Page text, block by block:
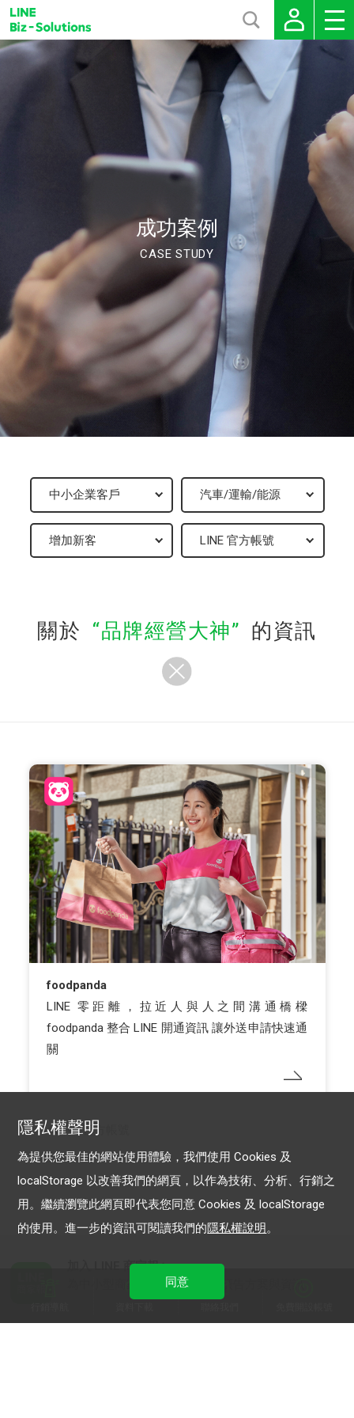
成功案例
CASE STUDY
關於 品牌經營大神 的資訊
foodpanda
LINE 零距離，拉近人與人之間溝通橋樑
foodpanda 整合 LINE 開通資訊 讓外送申請快速通
關
LINE 官方帳號
加入 LINE 商家報
為中小型商家提供LINE最新的廣告方案與資訊
隱私權聲明
為提供您最佳的網站使用體驗，我們使用 Cookies 及
localStorage 以改善我們的網頁，以作為技術、分析、行銷之
用。繼續瀏覽此網頁即代表您同意 Cookies 及 localStorage
的使用。進一步的資訊可閱讀我們的隱私權說明。
同意